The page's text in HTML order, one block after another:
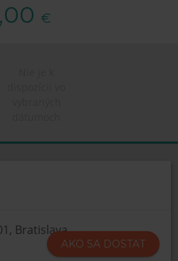
€
Bratislava
AKO SA DOSTAT